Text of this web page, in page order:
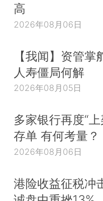
高
2026年08月06日
【我闻】资管
人寿僵局何解
2026年08月05日
多家银行再度“
存单 有何考量？
2026年08月06日
港险收益征税冲